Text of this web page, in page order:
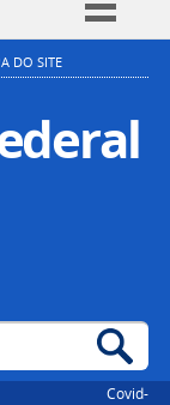
DO SITE
Covid-